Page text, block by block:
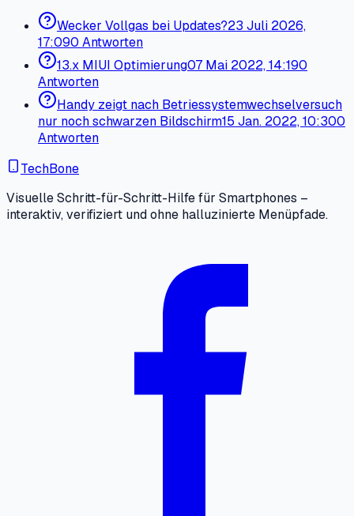
Wecker Vollgas bei Updates?23 Juli 2026,
17:090 Antworten
13.x MIUI Optimierung07 Mai 2022, 14:190
Antworten
Handy zeigt nach Betriessystemwechselversuch
nur noch schwarzen Bildschirm15 Jan. 2022, 10:300
Antworten
TechBone
Visuelle Schritt-für-Schritt-Hilfe für Smartphones –
interaktiv, verifiziert und ohne halluzinierte Menüpfade.